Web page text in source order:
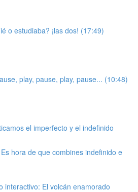
o estudiaba? ¡las dos! (17:49)
play, pause, play, pause... (10:48)
el imperfecto y el indefinido
hora de que combines indefinido e
interactivo: El volcán enamorado